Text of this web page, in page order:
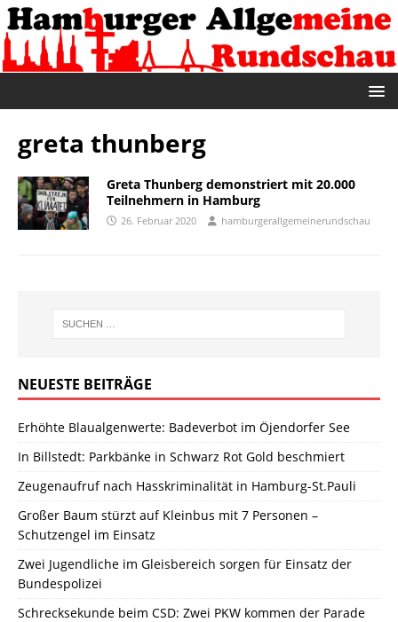
greta thunberg
Greta Thunberg demonstriert mit 20.000
Teilnehmern in Hamburg
26. Februar 2020 hamburgerallgemeinerundschau
NEUESTE BEITRÄGE
Erhöhte Blaualgenwerte: Badeverbot im Öjendorfer See
In Billstedt: Parkbänke in Schwarz Rot Gold beschmiert
Zeugenaufruf nach Hasskriminalität in Hamburg-St.Pauli
Großer Baum stürzt auf Kleinbus mit 7 Personen –
Schutzengel im Einsatz
Zwei Jugendliche im Gleisbereich sorgen für Einsatz der
Bundespolizei
Schrecksekunde beim CSD: Zwei PKW kommen der Parade